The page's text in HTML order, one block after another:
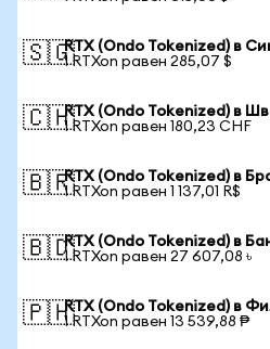
🇸🇬RTX (Ondo Tokenized) в
1 RTXon равен 285,07 $
🇨🇭RTX (Ondo Tokenized) в
1 RTXon равен 180,23 CHF
🇧🇷RTX (Ondo Tokenized) в
1 RTXon равен 1 137,01 R$
🇧🇩RTX (Ondo Tokenized) в
1 RTXon равен 27 607,08 ৳
🇵🇭RTX (Ondo Tokenized) в
1 RTXon равен 13 539,88 ₱